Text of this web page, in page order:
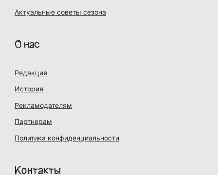
Актуальные советы сезона
О нас
Редакция
История
Рекламодателям
Партнерам
Политика конфиденциальности
Контакты